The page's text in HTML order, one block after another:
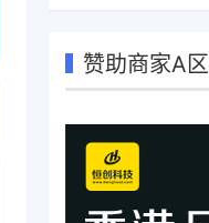
赞助商家A区